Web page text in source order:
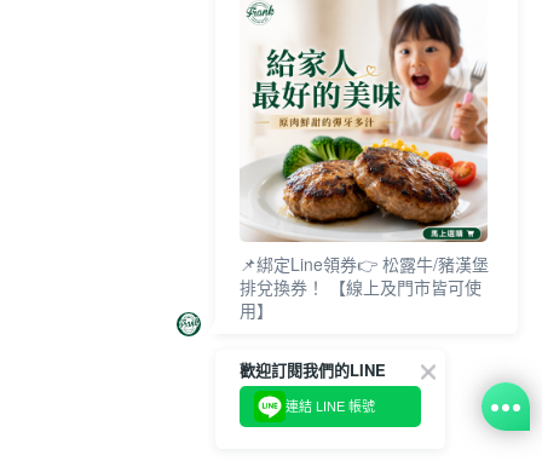
📌綁定Line領券👉 松露牛/豬漢堡
排兌換券！ 【線上及門市皆可使
用】
歡迎訂閱我們的LINE
連結 LINE 帳號